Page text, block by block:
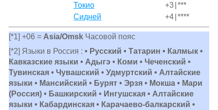
Токио
+3 ***
Сидней
+4 ****
[*1] +06 = Asia/OmskЧасовой пояс
[*2] Языки в Россия : • Русский • Татарин • Калмык •
Кавказские языки • Адыгэ • Коми • Чеченский •
Тувинская • Чувашский • Удмуртский • Алтайские
языки • Мансийский • Бурят • Эрзя • Мокша • Мари
(Россия) • Башкирский • Ингушская • Алтайские
языки • Кабардинская • Карачаево-балкарский •